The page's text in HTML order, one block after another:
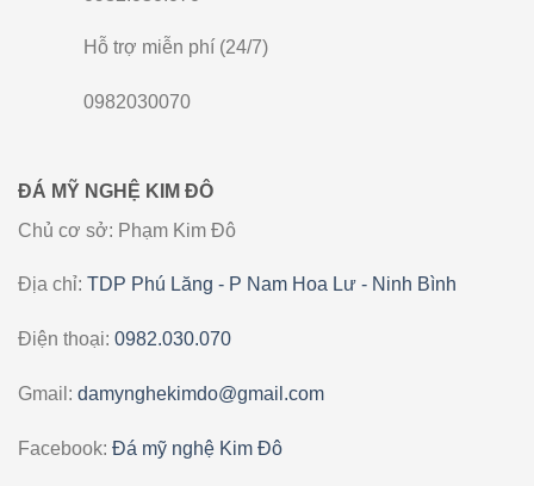
Hỗ trợ miễn phí (24/7)
0982030070
ĐÁ MỸ NGHỆ KIM ĐÔ
Chủ cơ sở: Phạm Kim Đô
Địa chỉ: TDP Phú Lăng - P Nam Hoa Lư - Ninh Bình
Điện thoại: 0982.030.070
Gmail: damynghekimdo@gmail.com
Facebook: Đá mỹ nghệ Kim Đô